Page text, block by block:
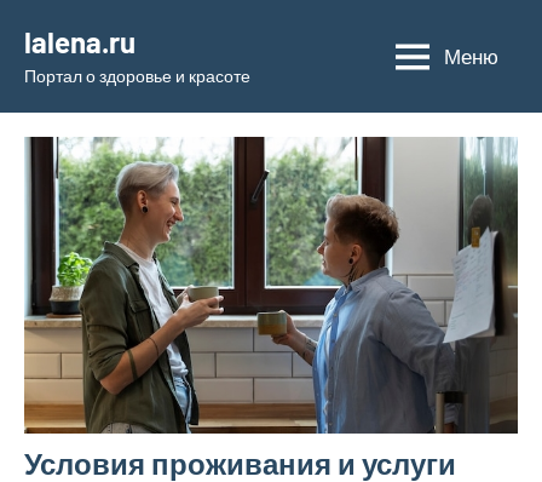
содержимому
lalena.ru
Портал о здоровье и красоте
Меню
Условия проживания и услуги